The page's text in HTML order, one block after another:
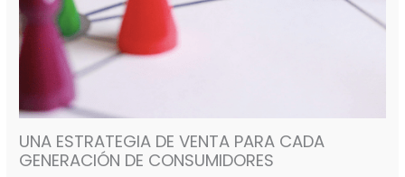
UNA ESTRATEGIA DE VENTA PARA CADA
GENERACIÓN DE CONSUMIDORES